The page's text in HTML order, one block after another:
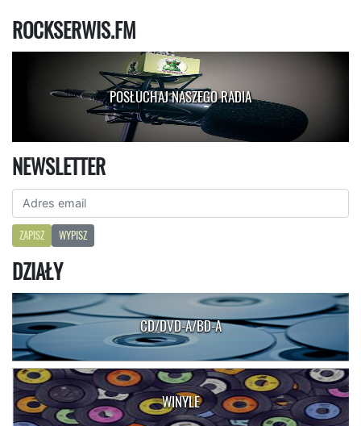
ROCKSERWIS.FM
POSŁUCHAJ NASZEGO RADIA
NEWSLETTER
ZAPISZ WYPISZ
DZIAŁY
CD/DVD-A/BD-A
WINYLE